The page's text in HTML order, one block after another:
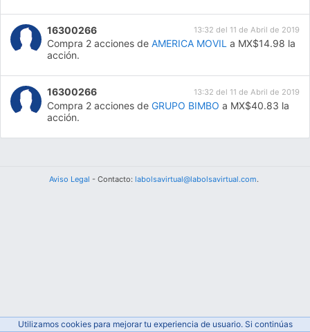
16300266 13:32 del 11 de Abril de 2019
Compra 2 acciones deAMERICA MOVIL a MX$14.98 la
acción.
16300266 13:32 del 11 de Abril de 2019
Compra 2 acciones deGRUPO BIMBO a MX$40.83 la
acción.
Aviso Legal - Contacto: labolsavirtual@labolsavirtual.com.
Utilizamos cookies para mejorar tu experiencia de usuario. Si continúas